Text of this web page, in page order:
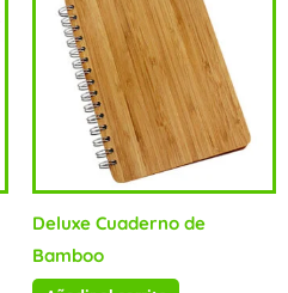
Deluxe Cuaderno de
Bamboo